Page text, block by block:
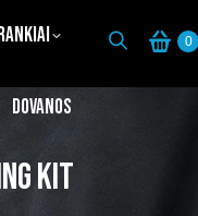
Dovanos
0
Kit